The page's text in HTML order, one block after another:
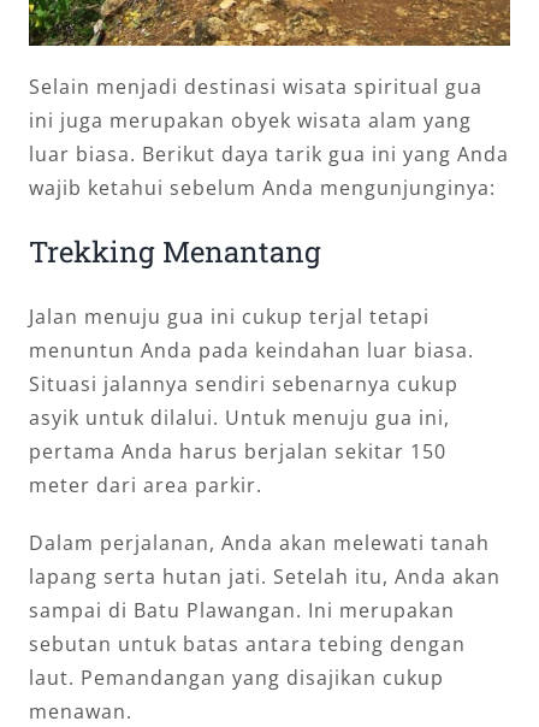
Selain menjadi destinasi wisata spiritual gua
ini juga merupakan obyek wisata alam yang
luar biasa. Berikut daya tarik gua ini yang Anda
wajib ketahui sebelum Anda mengunjunginya:
Trekking Menantang
Jalan menuju gua ini cukup terjal tetapi
menuntun Anda pada keindahan luar biasa.
Situasi jalannya sendiri sebenarnya cukup
asyik untuk dilalui. Untuk menuju gua ini,
pertama Anda harus berjalan sekitar 150
meter dari area parkir.
Dalam perjalanan, Anda akan melewati tanah
lapang serta hutan jati. Setelah itu, Anda akan
sampai di Batu Plawangan. Ini merupakan
sebutan untuk batas antara tebing dengan
laut. Pemandangan yang disajikan cukup
menawan.